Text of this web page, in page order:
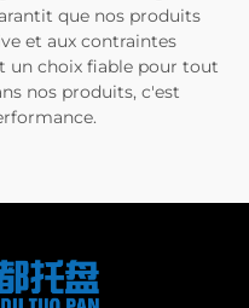
que nos produits
et aux contraintes
un choix fiable pour tout
nos produits, c'est